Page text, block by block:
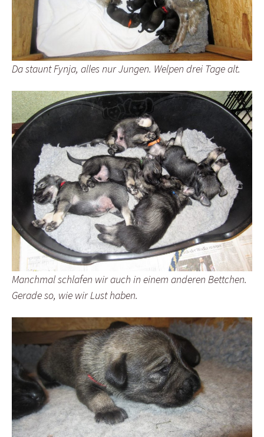
Da staunt Fynja, alles nur Jungen. Welpen drei Tage alt.
Manchmal schlafen wir auch in einem anderen Bettchen.
Gerade so, wie wir Lust haben.